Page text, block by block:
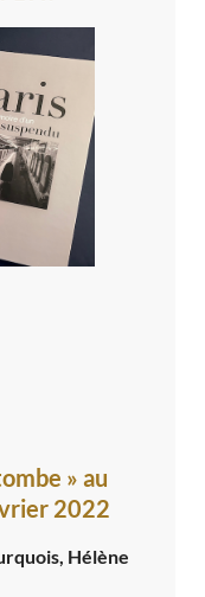
» au
2022
Hélène